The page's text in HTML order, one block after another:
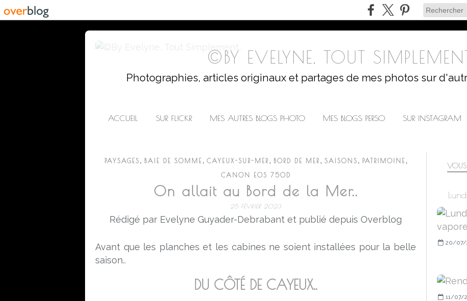
©BY EVELYNE, TOUT
Photographies, articles originaux et partages de mes photos sur
ACCUEIL SUR FLICKR MES AUTRES BLOGS PHOTO MES BLOGS PERSO SUR INSTAGRAM
PAYSAGES , BAIE DE SOMME , CAYEUX-SUR-MER, BORD DE MER, SAISONS , PATRIMOINE ,
CANON EOS 750D
On allait au Bord de la Mer..
25 FÉVRIER 2023
Rédigé par Evelyne Guyader-Debrabant et publié depuis Overblog
Avant que les planches et les cabines ne soient installées pour la belle
saison..
DU CÔTÉ DE CAYEUX..
20/07/
11/07/